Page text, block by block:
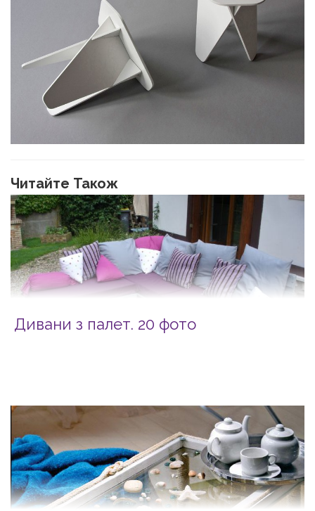
Читайте Також
Дивани з палет. 20 фото